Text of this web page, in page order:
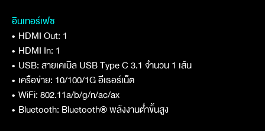
อินเทอร์เฟซ
• HDMI Out: 1
• HDMI In: 1
• USB: สายเคเบิล USB Type C 3.1 จำนวน 1 เส้น
• เครือข่าย: 10/100/1G อีเธอร์เน็ต
• WiFi: 802.11a/b/g/n/ac/ax
• Bluetooth: Bluetooth® พลังงานต่ำขั้นสูง